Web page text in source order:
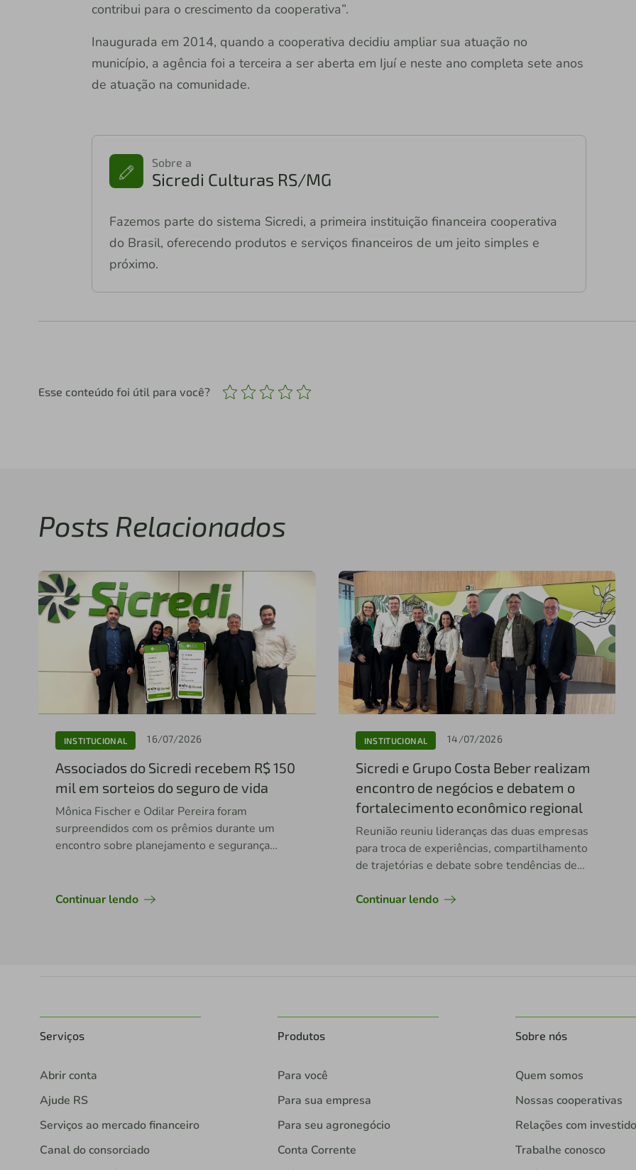
contribui para o crescimento da cooperativa”.
Inaugurada em 2014, quando a cooperativa decidiu ampliar sua atuação no
município, a agência foi a terceira a ser aberta em Ijuí e neste ano completa sete anos
de atuação na comunidade.
Sobre a
Sicredi Culturas RS/MG
Fazemos parte do sistema Sicredi, a primeira instituição financeira cooperativa
do Brasil, oferecendo produtos e serviços financeiros de um jeito simples e
próximo.
Esse conteúdo foi útil para você?
Posts Relacionados
INSTITUCIONAL 16/07/2026
Associados do Sicredi recebem R$ 150
mil em sorteios do seguro de vida
Mônica Fischer e Odilar Pereira foram
surpreendidos com os prêmios durante um
encontro sobre planejamento e segurança
Continuar lendo
INSTITUCIONAL 14/07/2026
Sicredi e Grupo Costa Beber realizam
encontro de negócios e debatem o
fortalecimento econômico regional
Reunião reuniu lideranças das duas empresas
para troca de experiências, compartilhamento
de trajetórias e debate sobre tendências de
parcerias para o desenvolvimento econômico
Continuar lendo
Serviços
Abrir conta
Ajude RS
Serviços ao mercado financeiro
Canal do consorciado
Produtos
Para você
Para sua empresa
Para seu agronegócio
Conta Corrente
Sobre nós
Quem somos
Nossas cooperativas
Relações com
Trabalhe conosco